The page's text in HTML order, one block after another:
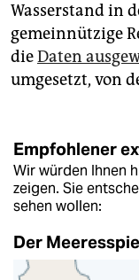
Wasserstand in
gemeinnützige
dieDaten
umgesetzt, von
Empfohlener
Wir würden Ihnen
zeigen. Sie
sehen wollen:
Der